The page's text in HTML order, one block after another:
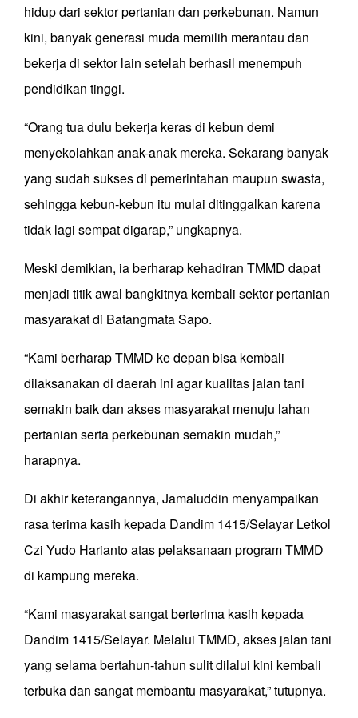
hidup dari sektor pertanian dan perkebunan. Namun
kini, banyak generasi muda memilih merantau dan
bekerja di sektor lain setelah berhasil menempuh
pendidikan tinggi.
“Orang tua dulu bekerja keras di kebun demi
menyekolahkan anak-anak mereka. Sekarang banyak
yang sudah sukses di pemerintahan maupun swasta,
sehingga kebun-kebun itu mulai ditinggalkan karena
tidak lagi sempat digarap,” ungkapnya.
Meski demikian, ia berharap kehadiran TMMD dapat
menjadi titik awal bangkitnya kembali sektor pertanian
masyarakat di Batangmata Sapo.
“Kami berharap TMMD ke depan bisa kembali
dilaksanakan di daerah ini agar kualitas jalan tani
semakin baik dan akses masyarakat menuju lahan
pertanian serta perkebunan semakin mudah,”
harapnya.
Di akhir keterangannya, Jamaluddin menyampaikan
rasa terima kasih kepada Dandim 1415/Selayar Letkol
Czi Yudo Harianto atas pelaksanaan program TMMD
di kampung mereka.
“Kami masyarakat sangat berterima kasih kepada
Dandim 1415/Selayar. Melalui TMMD, akses jalan tani
yang selama bertahun-tahun sulit dilalui kini kembali
terbuka dan sangat membantu masyarakat,” tutupnya.